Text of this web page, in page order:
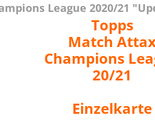
League 2020/21
Topps
Match
Champions
20/21
Einzelkarte